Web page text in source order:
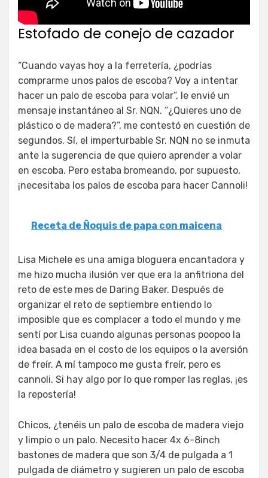
Estofado de conejo de cazador
“Cuando vayas hoy a la ferretería, ¿podrías
comprarme unos palos de escoba? Voy a intentar
hacer un palo de escoba para volar”, le envié un
mensaje instantáneo al Sr. NQN. “¿Quieres uno de
plástico o de madera?”, me contestó en cuestión de
segundos. Sí, el imperturbable Sr. NQN no se inmuta
ante la sugerencia de que quiero aprender a volar
en escoba. Pero estaba bromeando, por supuesto,
¡necesitaba los palos de escoba para hacer Cannoli!
Receta de Ñoquis de papa con maicena
Lisa Michele es una amiga bloguera encantadora y
me hizo mucha ilusión ver que era la anfitriona del
reto de este mes de Daring Baker. Después de
organizar el reto de septiembre entiendo lo
imposible que es complacer a todo el mundo y me
sentí por Lisa cuando algunas personas poopoo la
idea basada en el costo de los equipos o la aversión
de freír. A mí tampoco me gusta freír, pero es
cannoli. Si hay algo por lo que romper las reglas, ¡es
la repostería!
Chicos, ¿tenéis un palo de escoba de madera viejo
y limpio o un palo. Necesito hacer 4x 6-8inch
bastones de madera que son 3/4 de pulgada a 1
pulgada de diámetro y sugieren un palo de escoba